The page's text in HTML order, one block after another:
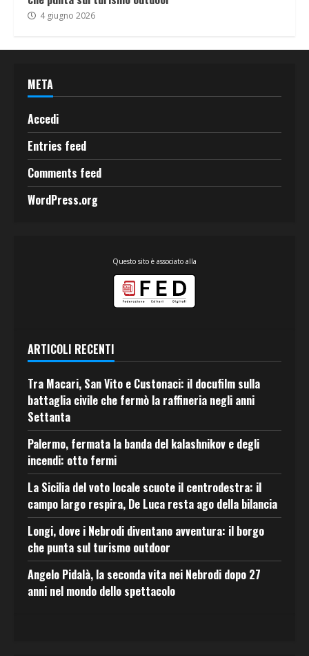
4 giugno 2026
META
Accedi
Entries feed
Comments feed
WordPress.org
Questo sito è associato alla
ARTICOLI RECENTI
Tra Macari, San Vito e Custonaci: il docufilm sulla
battaglia civile che fermò la raffineria negli anni
Settanta
Palermo, fermata la banda del kalashnikov e degli
incendi: otto fermi
La Sicilia del voto locale scuote il centrodestra: il
campo largo respira, De Luca resta ago della bilancia
Longi, dove i Nebrodi diventano avventura: il borgo
che punta sul turismo outdoor
Angelo Pidalà, la seconda vita nei Nebrodi dopo 27
anni nel mondo dello spettacolo